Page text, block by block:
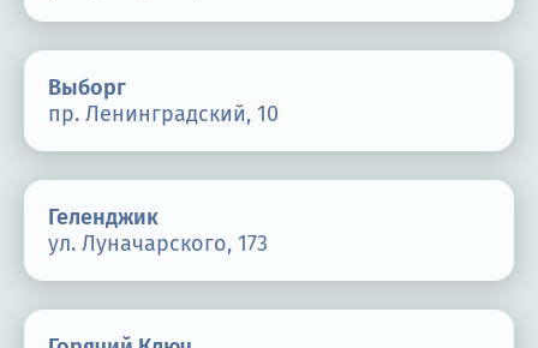
Выборг
пр. Ленинградский, 10
Геленджик
ул. Луначарского, 173